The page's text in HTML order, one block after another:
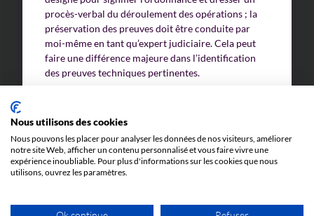
procès-verbal du déroulement des opérations ; la
préservation des preuves doit être conduite par
moi-même en tant qu’expert judiciaire. Cela peut
faire une différence majeure dans l’identification
des preuves techniques pertinentes.
défini que les documents saisis ainsi que mon
rapport ne seraient accessibles qu’à un « cercle de
confidentialité » incluant uniquement
les représentants des parties.
préservation des preuves
Nous utilisons des cookies
Nous pouvons les placer pour analyser les données de nos visiteurs, améliorer
notre site Web, afficher un contenu personnalisé et vous faire vivre une
expérience inoubliable. Pour plus d'informations sur les cookies que nous
utilisons, ouvrez les paramètres.